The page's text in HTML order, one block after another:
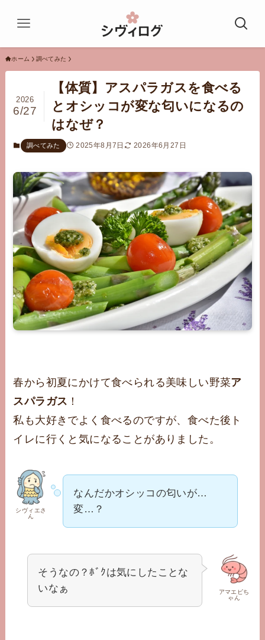
ホーム 調べてみた
【体質】アスパラガスを食べる
とオシッコが変な匂いになるの
はなぜ？
2026
6/27
調べてみた 2025年8月7日 2026年6月27日
春から初夏にかけて食べられる美味しい野菜ア
スパラガス ！
私も大好きでよく食べるのですが、食べた後ト
イレに行くと気になることがありました。
シヴィエさ
ん
なんだかオシッコの匂いが…
変…？
アマエビち
ゃん
そうなの？ﾎﾞｸは気にしたことな
いなぁ